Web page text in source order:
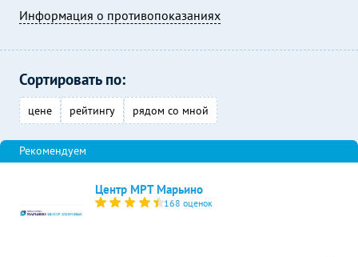
Информация о противопоказаниях
Сортировать по:
цене рейтингу рядом со мной
Центр МРТ Марьино
168 оценок